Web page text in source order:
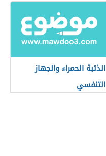
الذئبة الحمراء والجهاز
التنفسي